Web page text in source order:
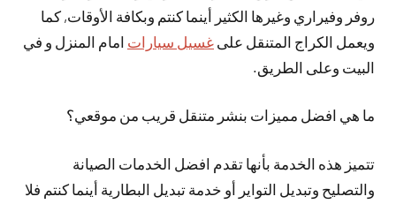
روفر وفيراري وغيرها الكثير أينما كنتم وبكافة الأوقات, كما
ويعمل الكراج المتنقل على غسيل سيارات امام المنزل و في
البيت وعلى الطريق.
ما هي افضل مميزات بنشر متنقل قريب من موقعي؟
تتميز هذه الخدمة بأنها تقدم افضل الخدمات الصيانة
والتصليح وتبديل التواير أو خدمة تبديل البطارية أينما كنتم فلا